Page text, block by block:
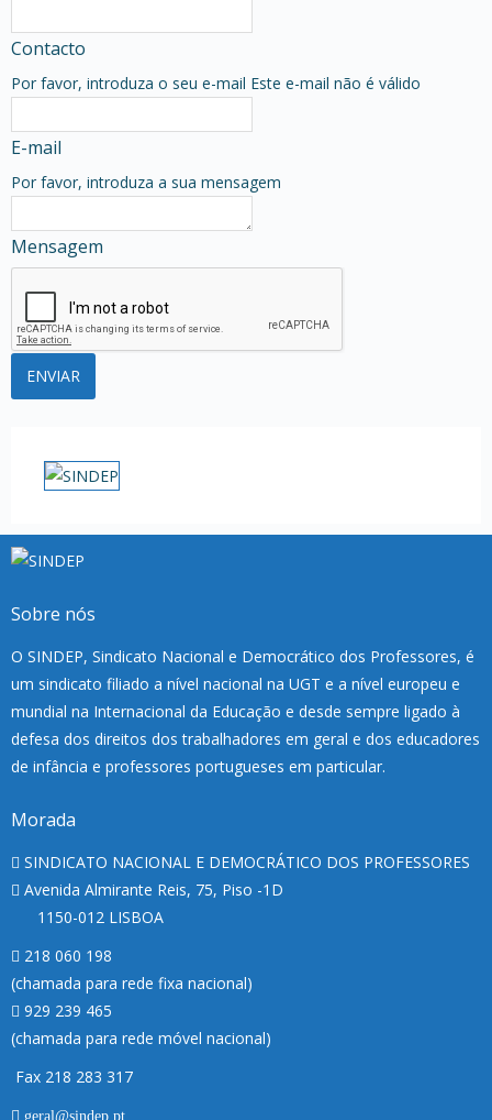
Contacto
Por favor, introduza o seu e-mail Este e-mail não é válido
E-mail
Por favor, introduza a sua mensagem
Mensagem
Sobre nós
O SINDEP, Sindicato Nacional e Democrático dos Professores, é
um sindicato filiado a nível nacional na UGT e a nível europeu e
mundial na Internacional da Educação e desde sempre ligado à
defesa dos direitos dos trabalhadores em geral e dos educadores
de infância e professores portugueses em particular.
Morada
SINDICATO NACIONAL E DEMOCRÁTICO DOS PROFESSORES
Avenida Almirante Reis, 75, Piso -1D
1150-012 LISBOA
218 060 198
(chamada para rede fixa nacional)
929 239 465
(chamada para rede móvel nacional)
Fax 218 283 317
geral@sindep.pt